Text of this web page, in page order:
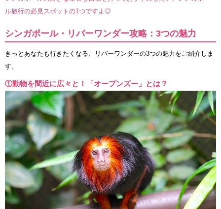
ル旅行の必見スポットの1つですよ◎
シンガポール・リバーワンダー攻略：3つの魅力
きっとあなたも行きたくなる、リバーワンダーの3つの魅力をご紹介しま
す。
①動物を間近に広々と！「オープンズー」とは？